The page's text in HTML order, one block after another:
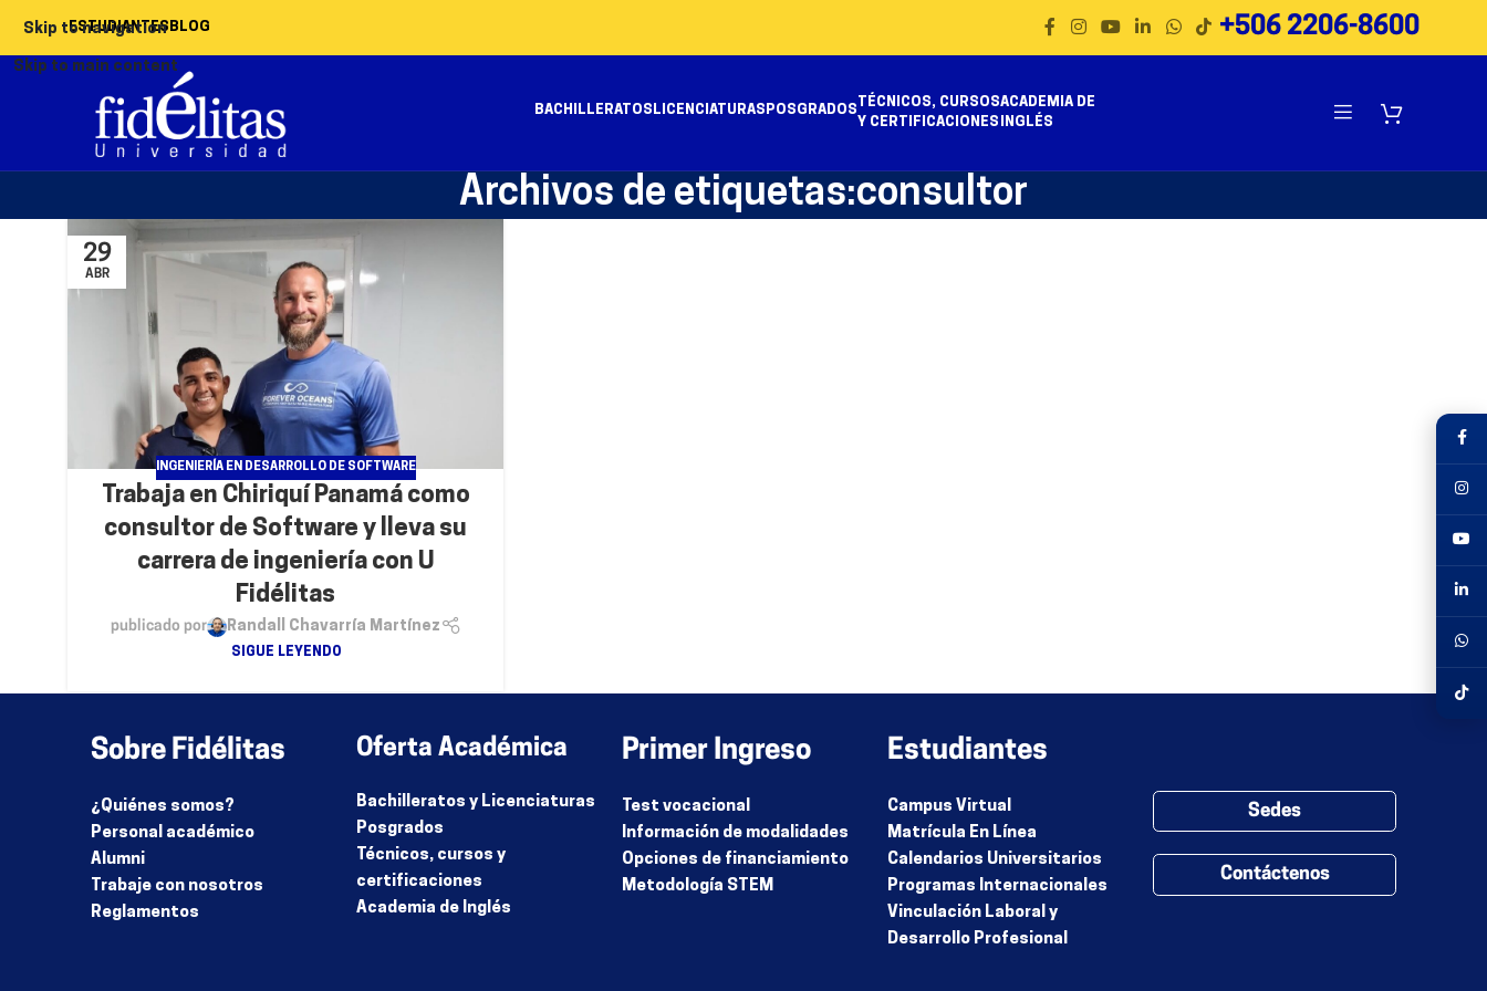
Skip to navigation
Skip to main content
ESTUDIANTES BLOG +506 2206-8600
BACHILLERATOS LICENCIATURAS POSGRADOS
TÉCNICOS, CURSOS
Y CERTIFICACIONES
ACADEMIA DE
INGLÉS
Archivos de etiquetas:consultor
29
ABR
INGENIERÍA EN DESARROLLO DE SOFTWARE
Trabaja en Chiriquí Panamá como
consultor de Software y lleva su
carrera de ingeniería con U
Fidélitas
publicado por Randall Chavarría Martínez
SIGUE LEYENDO
Sobre Fidélitas
¿Quiénes somos?
Personal académico
Alumni
Trabaje con nosotros
Reglamentos
Oferta Académica
Bachilleratos y Licenciaturas
Posgrados
Técnicos, cursos y
certificaciones
Academia de Inglés
Primer Ingreso
Test vocacional
Información de modalidades
Opciones de financiamiento
Metodología STEM
Estudiantes
Campus Virtual
Matrícula En Línea
Calendarios Universitarios
Programas Internacionales
Vinculación Laboral y
Desarrollo Profesional
Sedes
Contáctenos